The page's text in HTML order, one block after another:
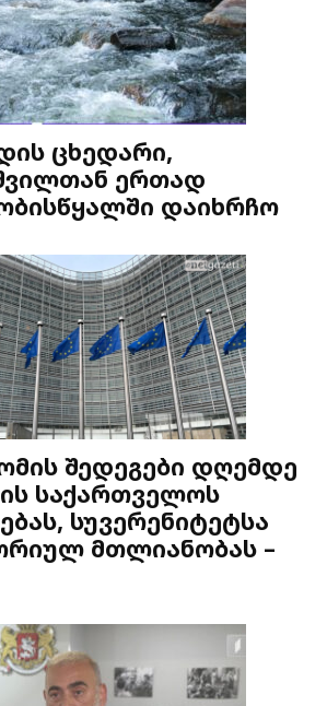
ცხედარი,
ერთად
დაიხრჩო
შედეგები დღემდე
საქართველოს
სუვერენიტეტსა
მთლიანობას –